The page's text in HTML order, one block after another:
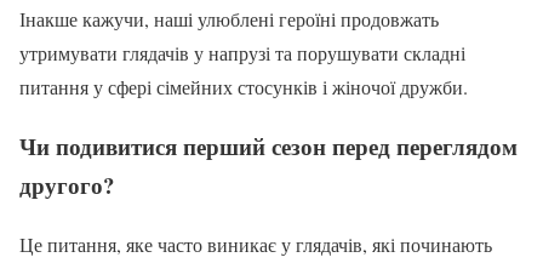
Інакше кажучи, наші улюблені героїні продовжать
утримувати глядачів у напрузі та порушувати складні
питання у сфері сімейних стосунків і жіночої дружби.
Чи подивитися перший сезон перед переглядом
другого?
Це питання, яке часто виникає у глядачів, які починають